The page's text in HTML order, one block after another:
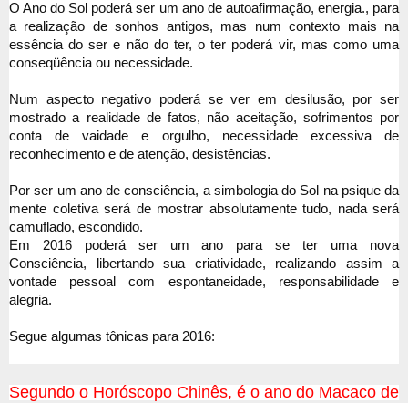
O Ano do Sol poderá ser um ano de autoafirmação, energia., para
a realização de sonhos antigos, mas num contexto mais na
essência do ser e não do ter, o ter poderá vir, mas como uma
conseqüência ou necessidade.
Num aspecto negativo poderáse ver em desilusão, por ser
mostrado a realidade de fatos, não aceitação, sofrimentos por
conta de vaidade e orgulho, necessidade excessiva de
reconhecimento e de atenção, desistências.
Por ser um ano de consciência, a simbologia do Sol na psique da
mente coletiva será de mostrar absolutamente tudo, nada será
camuflado, escondido.
Em 2016 poderá ser um ano para se ter uma nova
Consciência,
libertando sua criatividade, realizando assim a
vontade pessoal com espontaneidade, responsabilidade e
alegria.
Segue algumas tônicas para 2016:
Segundo o Horóscopo Chinês, é o ano do Macaco de